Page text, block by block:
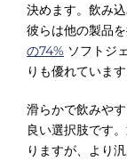
決めます。飲み
彼らは他の製品
の74% ソフトジ
りも優れていま
滑らかで飲みや
良い選択肢です
りますが、より